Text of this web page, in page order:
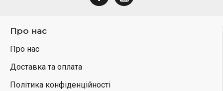
Про нас
Про нас
Доставка та оплата
Політика конфіденційності